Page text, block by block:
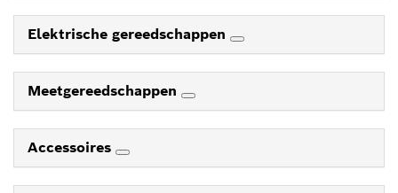
Elektrische gereedschappen
Meetgereedschappen
Accessoires